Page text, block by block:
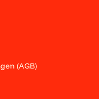
(AGB)